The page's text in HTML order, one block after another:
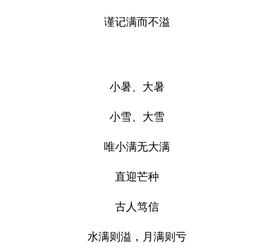
谨记满而不溢
小暑、大暑
小雪、大雪
唯小满无大满
直迎芒种
古人笃信
水满则溢，月满则亏